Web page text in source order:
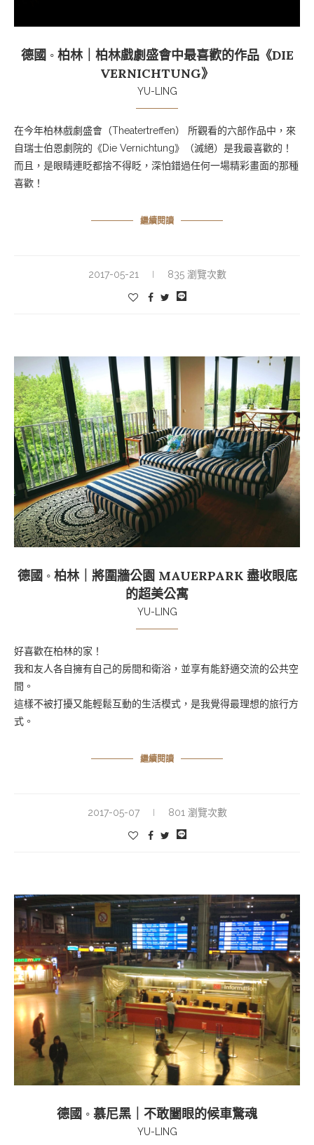
德國 ◦ 柏林｜柏林戲劇盛會中最喜歡的作品《DIE
VERNICHTUNG》
YU-LING
在今年柏林戲劇盛會（Theatertreffen） 所觀看的六部作品中，來
自瑞士伯恩劇院的《Die Vernichtung》（滅絕）是我最喜歡的！
而且，是眼睛連眨都捨不得眨，深怕錯過任何一場精彩畫面的那種
喜歡！
繼續閱讀
2017-05-21 835 瀏覽次數
德國 ◦ 柏林｜將圍牆公園 MAUERPARK 盡收眼底
的超美公寓
YU-LING
好喜歡在柏林的家！
我和友人各自擁有自己的房間和衛浴，並享有能舒適交流的公共空
間。
這樣不被打擾又能輕鬆互動的生活模式，是我覺得最理想的旅行方
式。
繼續閱讀
2017-05-07 801 瀏覽次數
德國 ◦ 慕尼黑｜不敢闔眼的候車驚魂
YU-LING